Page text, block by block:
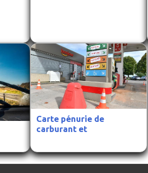
Carte pénurie de
carburant et